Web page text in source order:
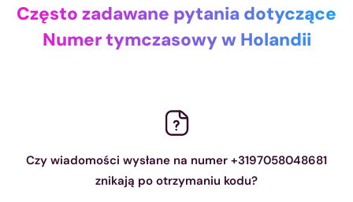
Często zadawane pytania dotyczące
Numer tymczasowy w Holandii
Czy wiadomości wysłane na numer +3197058048681
znikają po otrzymaniu kodu?